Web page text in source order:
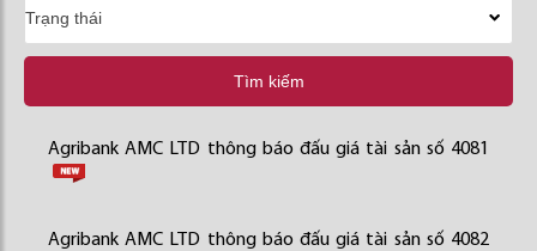
Tìm kiếm
Agribank AMC LTD thông báo đấu giá tài sản số 4081
Agribank AMC LTD thông báo đấu giá tài sản số 4082